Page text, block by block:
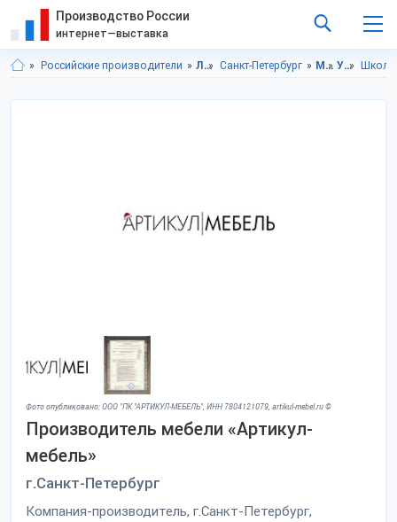
Производство России
интернет—выставка
Российские производители Ленинградская область Санкт-Петербург Мебель Учебная мебель
Фото опубликовано: ООО "ПК "АРТИКУЛ-МЕБЕЛЬ", ИНН 7804121079, artikul-mebel.ru ©
Производитель мебели «Артикул-
мебель»
г.Санкт-Петербург
Компания-производитель, г.Санкт-Петербург,